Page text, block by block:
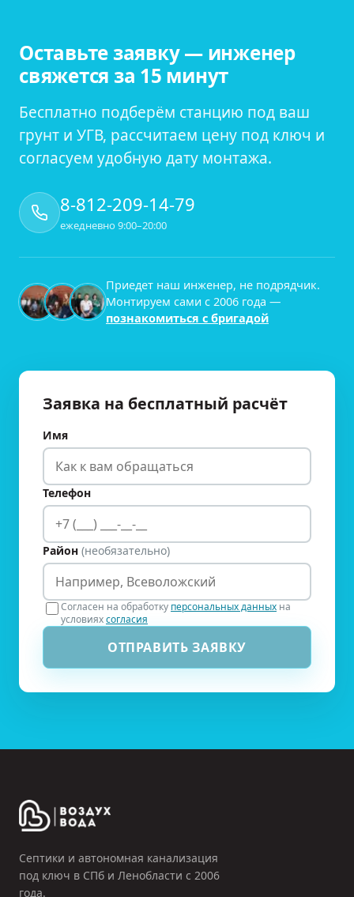
Оставьте заявку — инженер
свяжется за 15 минут
Бесплатно подберём станцию под ваш
грунт и УГВ, рассчитаем цену под ключ и
согласуем удобную дату монтажа.
8-812-209-14-79
ежедневно 9:00–20:00
Приедет наш инженер, не подрядчик.
Монтируем сами с 2006 года —
познакомиться с бригадой
Заявка на бесплатный расчёт
Имя
Телефон
Район (необязательно)
Согласен на обработку персональных данных на
условияхсогласия
ОТПРАВИТЬ ЗАЯВКУ
Септики и автономная канализация
под ключ в СПб и Ленобласти с 2006
года.